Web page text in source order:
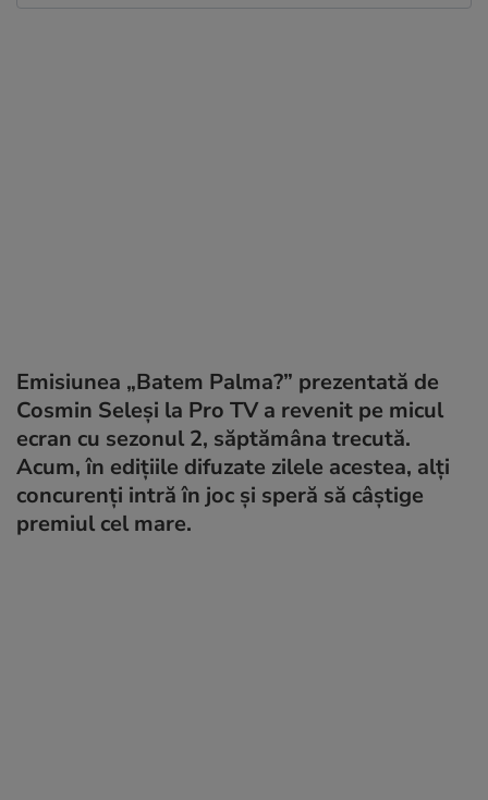
Emisiunea „Batem Palma?” prezentată de
Cosmin Seleși la Pro TV a revenit pe micul
ecran cu sezonul 2, săptămâna trecută.
Acum, în edițiile difuzate zilele acestea, alți
concurenți intră în joc și speră să câștige
premiul cel mare.